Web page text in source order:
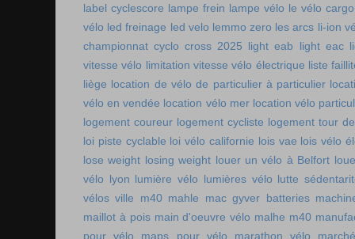
label cyclescore lampe frein lampe vélo le vélo
vélo led freinage led velo lemmo zero les arcs li-ion
championnat cyclo cross 2025 light eab light eac
vitesse vélo limitation vitesse vélo électrique liste
liège location de vélo de particulier à particulier
vélo en vendée location vélo mer location vélo
logement coureur logement cycliste logement tour
loi piste cyclable loi vélo californie lois vae lois vélo
lose weight losing weight louer un vélo à Belfort
vélo lyon lumière vélo lumières vélo lutte
vélos ville
m40 mahle mac gyver batteries
maillot à pois main d'oeuvre vélo malhe m40
pour vélo
maps pour vélo marathon vélo